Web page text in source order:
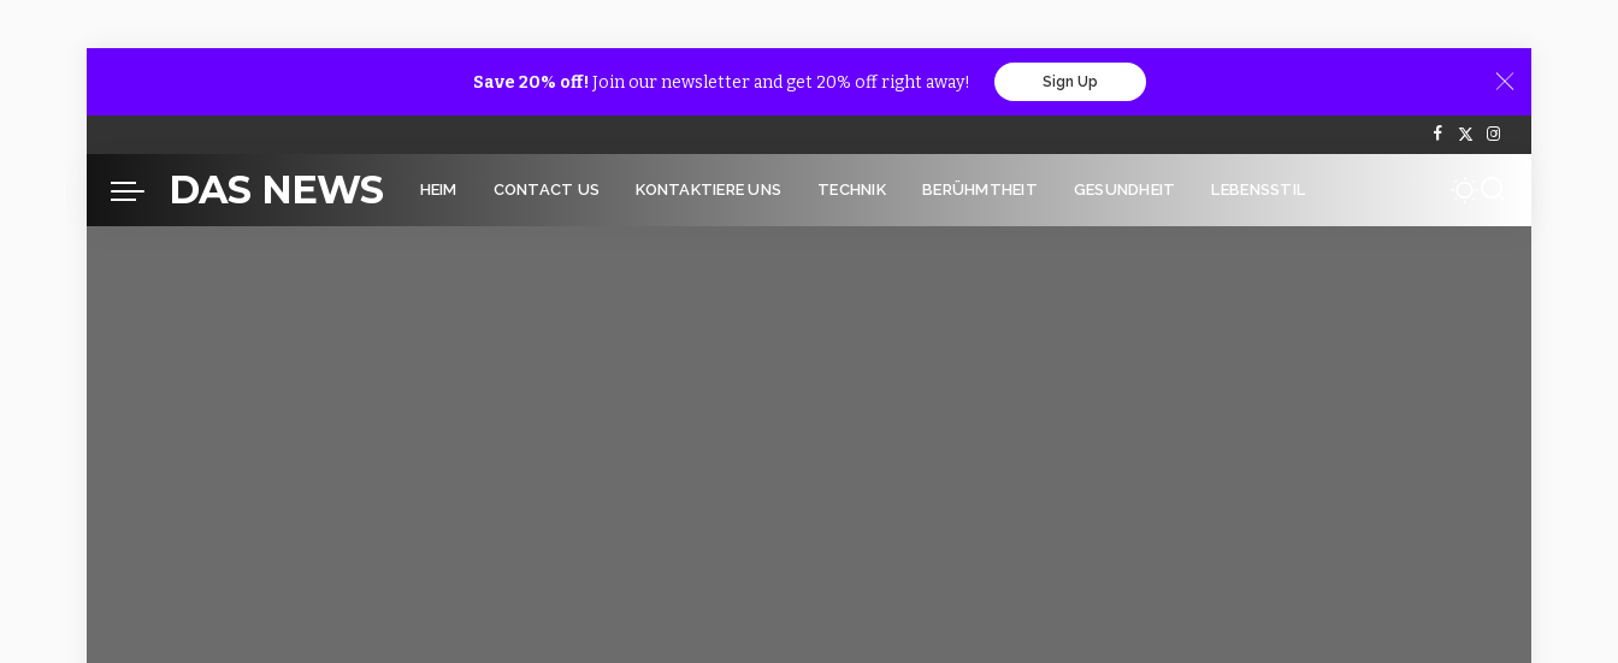
Save 20% off! Join our newsletter and get 20% off right away! Sign Up
DAS NEWS HEIM CONTACT US KONTAKTIERE UNS TECHNIK BERÜHMTHEIT GESUNDHEIT LEBENSSTIL